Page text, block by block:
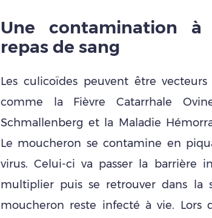
Une contamination à
repas de sang
Les culicoïdes peuvent être
comme la Fièvre Catarrhale
Schmallenberg et la Maladie
Le moucheron se contamine en
virus. Celui-ci va passer la barrière
multiplier puis se retrouver dans la
moucheron reste infecté à vie. Lors